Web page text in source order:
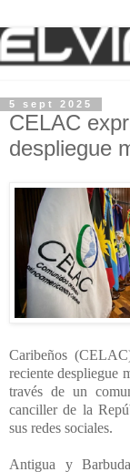
5 sept 2025
CELAC
despliegue
Caribeños
reciente despliegue
través de un
canciller de la
sus redes sociales.
Antigua y